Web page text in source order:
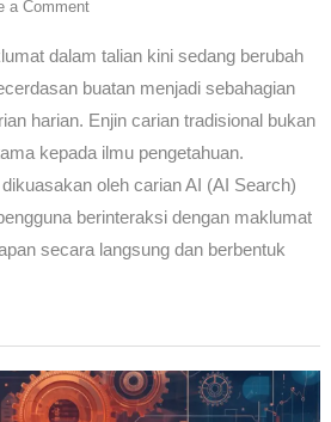
a Comment
dalam talian kini sedang berubah
buatan menjadi sebahagian
harian. Enjin carian tradisional bukan
kepada ilmu pengetahuan.
oleh carian AI (AI Search)
berinteraksi dengan maklumat
secara langsung dan berbentuk